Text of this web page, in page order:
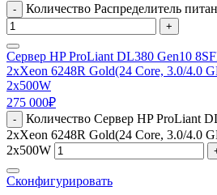
- Количество Распределитель
+
Сервер HP ProLiant DL380 Gen10
2xXeon 6248R Gold(24 Core, 3.0/4.0
2x500W
275 000₽
-
Количество Сервер HP ProLiant
2xXeon 6248R Gold(24 Core, 3.0/4.0
2x500W
Сконфигурировать